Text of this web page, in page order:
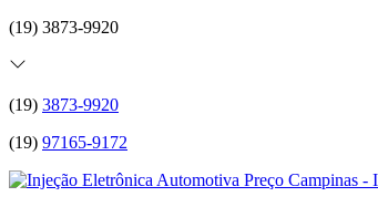
(19) 3873-9920
(19) 3873-9920
(19) 97165-9172